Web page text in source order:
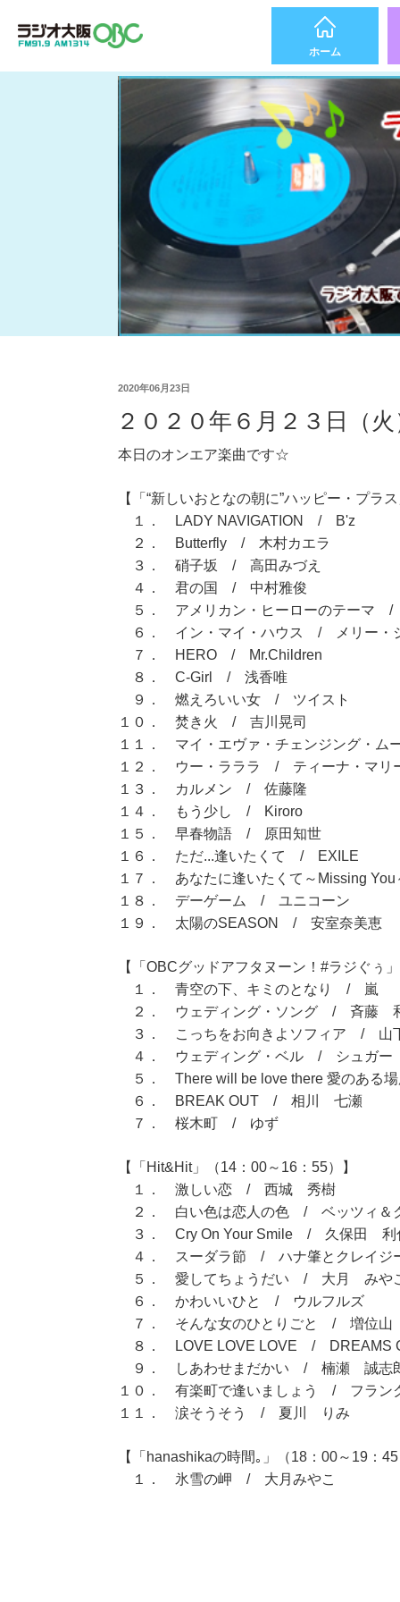
ホーム
2020年06月23日
２０２０年６月２３日（
本日のオンエア楽曲です☆
【「“新しいおとなの朝に”ハッピー・プラ
１． LADY NAVIGATION / B'z
２． Butterfly / 木村カエラ
３． 硝子坂 / 高田みづえ
４． 君の国 / 中村雅俊
５． アメリカン・ヒーローのテーマ /
６． イン・マイ・ハウス / メリー・
７． HERO / Mr.Children
８． C-Girl / 浅香唯
９． 燃えろいい女 / ツイスト
１０． 焚き火 / 吉川晃司
１１． マイ・エヴァ・チェンジング・
１２． ウー・ラララ / ティーナ・マリ
１３． カルメン / 佐藤隆
１４． もう少し / Kiroro
１５． 早春物語 / 原田知世
１６． ただ...逢いたくて / EXILE
１７． あなたに逢いたくて～Missing
１８． デーゲーム / ユニコーン
１９． 太陽のSEASON / 安室奈美恵
【「OBCグッドアフタヌーン！#ラジぐぅ
１． 青空の下、キミのとなり / 嵐
２． ウェディング・ソング / 斉藤
３． こっちをお向きよソフィア / 山
４． ウェディング・ベル / シュガー
５． There will be love there 愛のある
６． BREAK OUT / 相川 七瀬
７． 桜木町 / ゆず
【「Hit&Hit」（14：00～16：55）】
１． 激しい恋 / 西城 秀樹
２． 白い色は恋人の色 / ベッツィ＆
３． Cry On Your Smile / 久保田 利
４． スーダラ節 / ハナ肇とクレイジ
５． 愛してちょうだい / 大月 みや
６． かわいいひと / ウルフルズ
７． そんな女のひとりごと / 増位山
８． LOVE LOVE LOVE / DREAMS
９． しあわせまだかい / 楠瀬 誠志
１０． 有楽町で逢いましょう / フラン
１１． 涙そうそう / 夏川 りみ
【「hanashikaの時間｡」（18：00～19：
１． 氷雪の岬 / 大月みやこ